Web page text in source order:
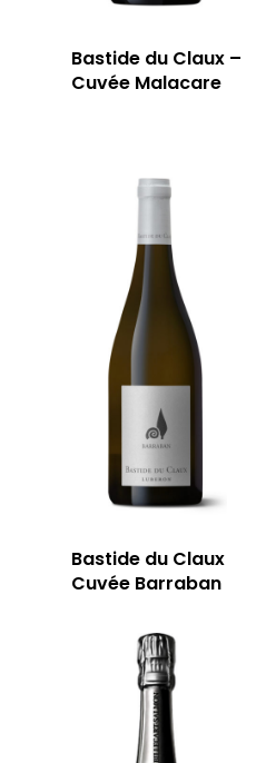
Bastide du Claux –
Cuvée Malacare
Bastide du Claux
Cuvée Barraban